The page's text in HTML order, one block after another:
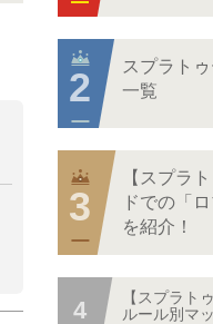
スプラト
一覧
【スプラ
ドでの「
を紹介！
【スプラト
ルール別マ